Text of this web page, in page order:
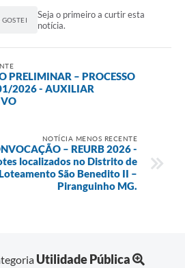
Seja o primeiro a curtir esta
notícia.
PRELIMINAR – PROCESSO
2026 - AUXILIAR
NOTÍCIA MENOS RECENTE
– REURB 2026 -
localizados no Distrito de
São Benedito II –
Piranguinho MG.
Utilidade Pública